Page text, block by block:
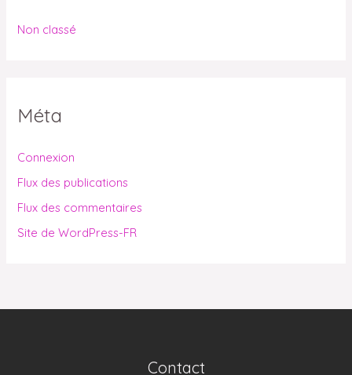
Non classé
Méta
Connexion
Flux des publications
Flux des commentaires
Site de WordPress-FR
Contact